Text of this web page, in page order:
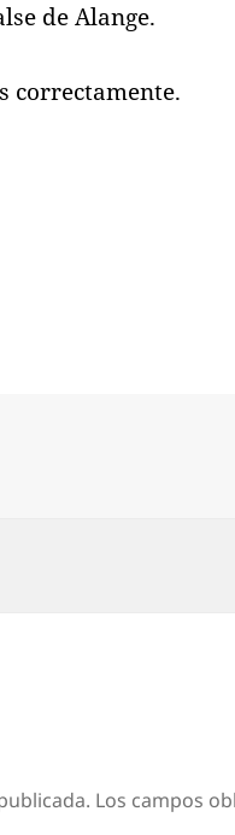
de Alange.
correctamente.
Los campos